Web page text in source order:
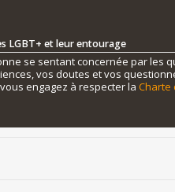
LGBT+ et leur entourage
se sentant concernée par les
vos doutes et vos
engagez à respecter la Charte